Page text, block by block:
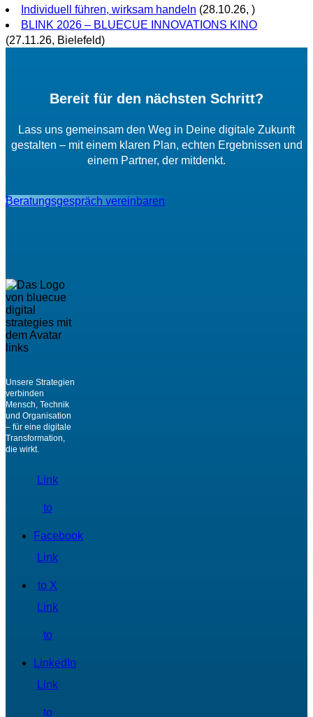
Individuell führen, wirksam handeln (28.10.26, )
BLINK 2026 – BLUECUE INNOVATIONS KINO
(27.11.26, Bielefeld)
Bereit für den nächsten Schritt?
Lass uns gemeinsam den Weg in Deine digitale Zukunft
gestalten – mit einem klaren Plan, echten Ergebnissen und
einem Partner, der mitdenkt.
Beratungsgespräch vereinbaren
Unsere Strategien
verbinden
Mensch, Technik
und Organisation
– für eine digitale
Transformation,
die wirkt.
Link
to
Facebook
Link
to X
Link
to
LinkedIn
Link
to